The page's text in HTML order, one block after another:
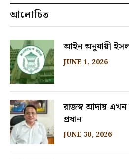
আলোচিত
আইন অনুযায়ী
JUNE 1, 2026
রাজস্ব আদায় এখন
প্রধান
JUNE 30, 2026